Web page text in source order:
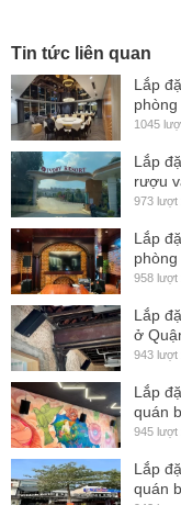
Tin tức liên quan
Lắp
1045
Lắp
rượu
973 lượt
Lắp
958 lượt
Lắp
ở
943 lượt
Lắp
quán
945 lượt
Lắp
quán